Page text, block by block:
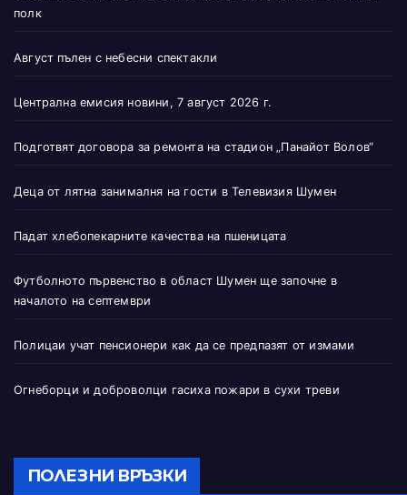
полк
Август пълен с небесни спектакли
Централна емисия новини, 7 август 2026 г.
Подготвят договора за ремонта на стадион „Панайот Волов“
Деца от лятна занималня на гости в Телевизия Шумен
Падат хлебопекарните качества на пшеницата
Футболното първенство в област Шумен ще започне в
началото на септември
Полицаи учат пенсионери как да се предпазят от измами
Огнеборци и доброволци гасиха пожари в сухи треви
ПОЛЕЗНИ ВРЪЗКИ